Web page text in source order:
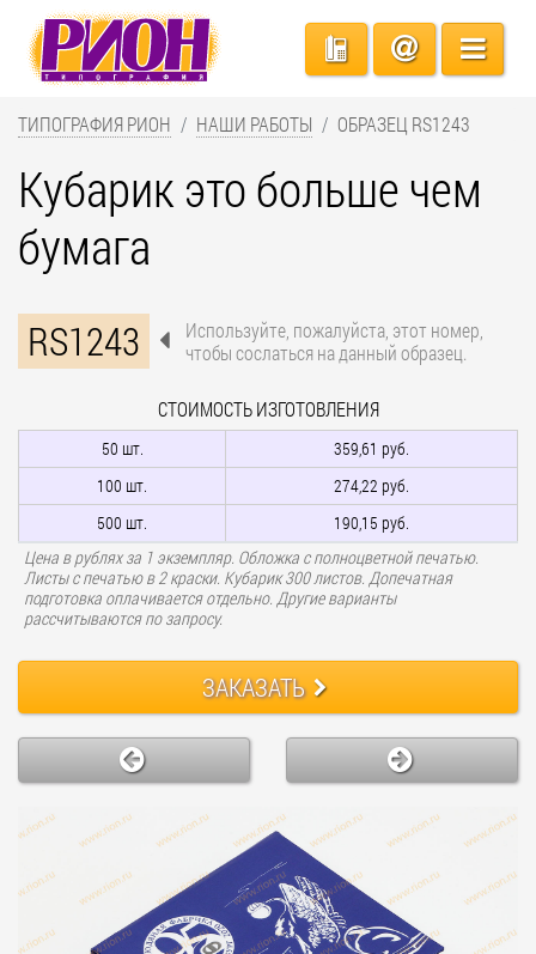
ТИПОГРАФИЯ РИОН НАШИ РАБОТЫ ОБРАЗЕЦ RS1243
Кубарик это больше чем
бумага
RS1243
Используйте, пожалуйста, этот номер,
чтобы сослаться на данный образец.
СТОИМОСТЬ ИЗГОТОВЛЕНИЯ
50 шт.
359,61 руб.
100 шт.
274,22 руб.
500 шт.
190,15 руб.
Цена в рублях за 1 экземпляр. Обложка с полноцветной печатью.
Листы с печатью в 2 краски. Кубарик 300 листов. Допечатная
подготовка оплачивается отдельно. Другие варианты
рассчитываются по запросу.
ЗАКАЗАТЬ